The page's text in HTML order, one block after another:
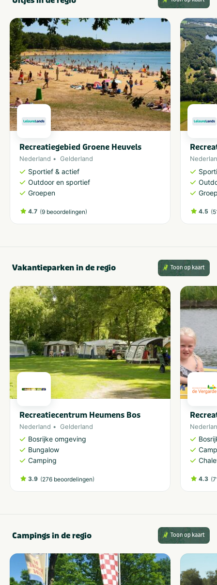
Recreatiegebied Groene Heuvels
Nederland Gelderland
Sportief & actief
Outdoor en sportief
Groepen
4.7 (9 beoordelingen) 4.5 (
Vakantieparken in de regio Toon op kaart
Recreatiecentrum Heumens Bos
Nederland Gelderland
Bosrijke omgeving
Bungalow
Camping
3.9 (276 beoordelingen) 4.3 (
Campings in de regio Toon op kaart